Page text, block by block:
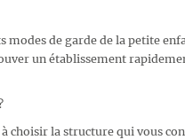
de garde de la petite
un établissement
choisir la structure qui vous